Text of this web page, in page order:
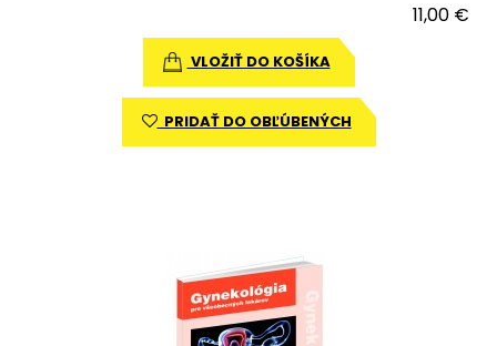
11,00 €
VLOŽIŤ DO KOŠÍKA
PRIDAŤ DO OBĽÚBENÝCH